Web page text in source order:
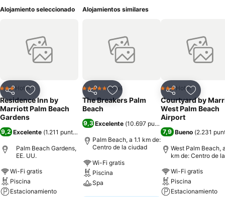
Alojamiento seleccionado
CompartirAgregar a favoritos
3 Estrellas
Hotel
Residence Inn by
Marriott Palm Beach
Gardens
9,2 Excelente (1.211 puntuaciones
Palm Beach Gardens,
EE. UU.
Wi-Fi gratis
Piscina
Estacionamiento
Alojamientos similares
CompartirAgregar a favoritos
5 EstrellasHotel
The Breakers Palm
Beach
9,3 Excelente (10.697 puntuaciones
Palm Beach, a 1.1 km de:
Centro de la ciudad
Wi-Fi gratis
Piscina
Spa
CompartirAgregar
3 Estrellas
Hotel
Courtyard by
West Palm Beach
Airport
7,9 Bueno (2.231
West Palm Beach,
km de: Centro de la
Wi-Fi gratis
Piscina
Estacionamiento